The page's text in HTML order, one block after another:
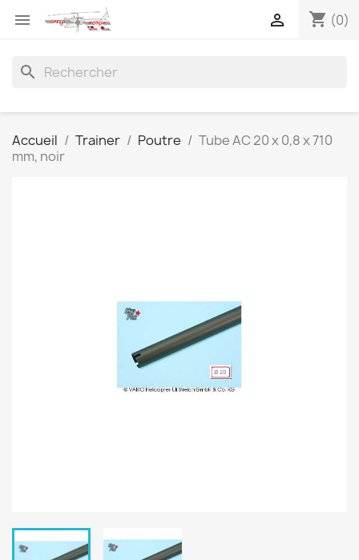
 shopping_cart (0)

search
Accueil Trainer Poutre
Tube AC 20 x 0,8 x 710
mm, noir